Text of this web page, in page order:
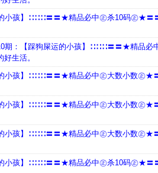
小孩】∷∷∷〓〓★精品必中㊣杀10码㊣★〓
期：【踩狗屎运的小孩】∷∷∷〓〓★精品必
生活。
小孩】∷∷∷〓〓★精品必中㊣大数小数㊣★
小孩】∷∷∷〓〓★精品必中㊣大数小数㊣★
小孩】∷∷∷〓〓★精品必中㊣大数小数㊣★
小孩】∷∷∷〓〓★精品必中㊣杀10码㊣★〓